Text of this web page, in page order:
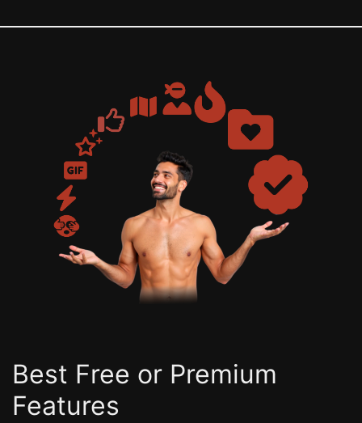
Best Free or Premium
Features